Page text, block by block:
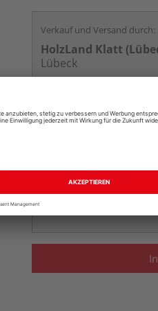
Verkauf und Versand durch:
HolzLand Klatt
Lübeck
Online bestellen